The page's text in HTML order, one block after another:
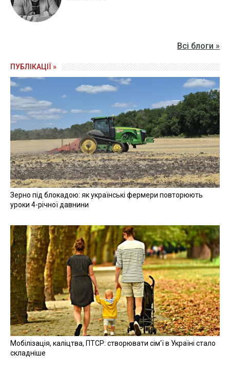
Всі блоги »
ПУБЛІКАЦІЇ »
Зерно під блокадою: як українські фермери повторюють
уроки 4-річної давнини
Мобілізація, каліцтва, ПТСР: створювати сім'ї в Україні стало
складніше